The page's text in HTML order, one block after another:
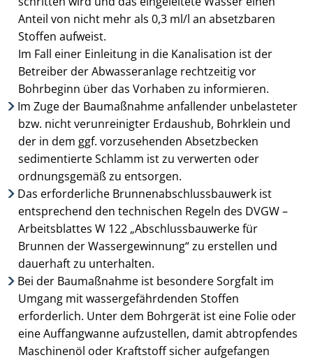
Anteil von nicht mehr als 0,3 ml/l an absetzbaren
Stoffen auf­weist.
Im Fall einer Einleitung in die Kanalisation ist der
Betreiber der Abwasseranlage recht­zeitig vor
Bohrbeginn über das Vorhaben zu informieren.
Im Zuge der Baumaßnahme anfallender unbelasteter
bzw. nicht verunreinigter Erdaus­hub, Bohrklein und
der in dem ggf. vorzusehenden Absetzbecken
sedimentierte Schlamm ist zu verwerten oder
ordnungsgemäß zu entsorgen.
Das erforderliche Brunnenabschlussbauwerk ist
entsprechend den technischen Regeln des DVGW –
Arbeits­blattes W 122 „Abschlussbauwerke für
Brunnen der Wasserge­winnung“ zu erstellen und
dauerhaft zu unter­halten.
Bei der Baumaßnahme ist besondere Sorgfalt im
Umgang mit wassergefährdenden Stoffen
erforderlich. Unter dem Bohrgerät ist eine Folie oder
eine Auffangwanne aufzustellen, damit abtropfendes
Maschinenöl oder Kraftstoff sicher aufgefangen